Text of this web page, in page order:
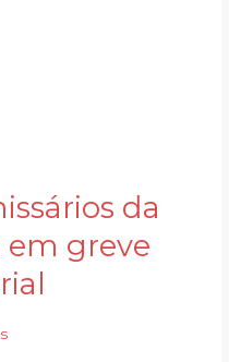
da
greve